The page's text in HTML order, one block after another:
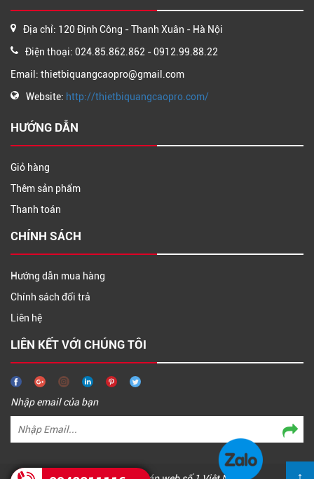
Địa chỉ: 120 Định Công - Thanh Xuân - Hà Nội
Điện thoại: 024.85.862.862 - 0912.99.88.22
Email: thietbiquangcaopro@gmail.com
Website: http://thietbiquangcaopro.com/
HƯỚNG DẪN
Giỏ hàng
Thêm sản phẩm
Thanh toán
CHÍNH SÁCH
Hướng dẫn mua hàng
Chính sách đổi trả
Liên hệ
LIÊN KẾT VỚI CHÚNG TÔI
Nhập email của bạn